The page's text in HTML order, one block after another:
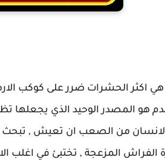
اكثر الحشرات ضرر على كوكب
هو المصدر الوحيد الذي
من الصعب ان تعيش , تبحث
الفراش المزعجة , تختبئ في اغلب